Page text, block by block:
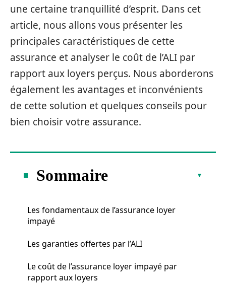
une certaine tranquillité d’esprit. Dans cet
article, nous allons vous présenter les
principales caractéristiques de cette
assurance et analyser le coût de l’ALI par
rapport aux loyers perçus. Nous aborderons
également les avantages et inconvénients
de cette solution et quelques conseils pour
bien choisir votre assurance.
Sommaire
Les fondamentaux de l’assurance loyer
impayé
Les garanties offertes par l’ALI
Le coût de l’assurance loyer impayé par
rapport aux loyers